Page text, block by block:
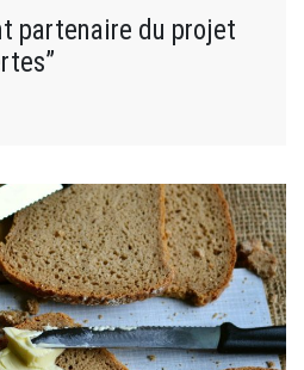
partenaire du projet